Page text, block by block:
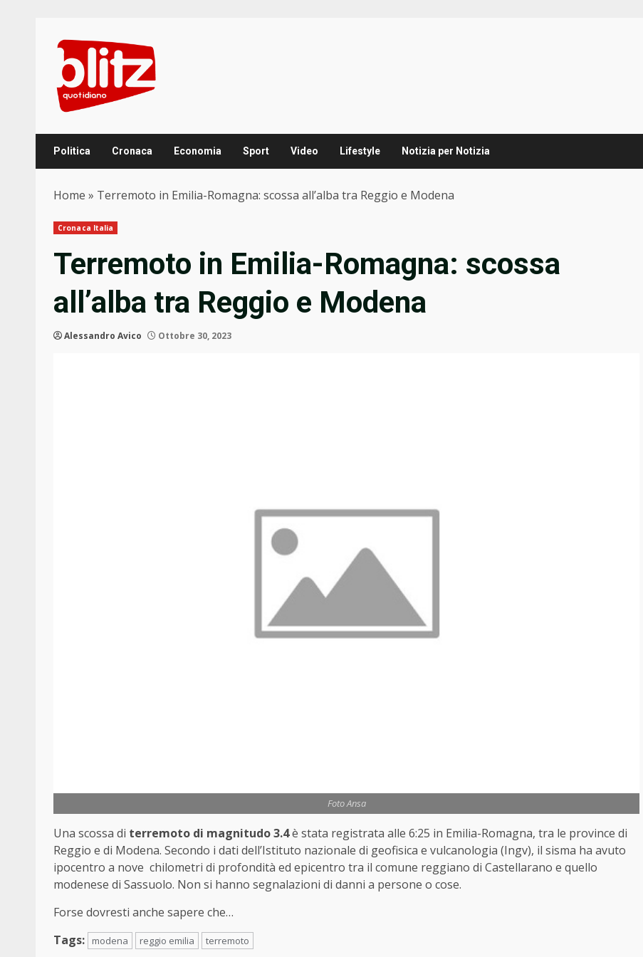
content
Politica Cronaca Economia Sport Video Lifestyle Notizia per Notizia
Home » Terremoto in Emilia-Romagna: scossa all’alba tra Reggio e Modena
Cronaca Italia
Terremoto in Emilia-Romagna: scossa
all’alba tra Reggio e Modena
Alessandro Avico Ottobre 30, 2023
Foto Ansa
Una scossa di terremoto di magnitudo 3.4è stata registrata alle 6:25 in Emilia-Romagna, tra le province di
Reggio e di Modena. Secondo i dati dell’Istituto nazionale di geofisica e vulcanologia (Ingv), il sisma ha avuto
ipocentro a nove chilometri di profondità ed epicentro tra il comune reggiano di Castellarano e quello
modenese di Sassuolo. Non si hanno segnalazioni di danni a persone o cose.
Forse dovresti anche sapere che…
Tags:
modena reggio emilia terremoto